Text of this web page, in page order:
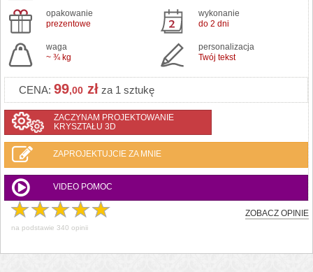
opakowanie
prezentowe
wykonanie
do 2 dni
waga
~ ¾ kg
personalizacja
Twój tekst
CENA: 99,00 zł za 1 sztukę
ZACZYNAM PROJEKTOWANIE
KRYSZTAŁU 3D
ZAPROJEKTUJCIE ZA MNIE
VIDEO POMOC
ZOBACZ OPINIE
na podstawie 340 opinii